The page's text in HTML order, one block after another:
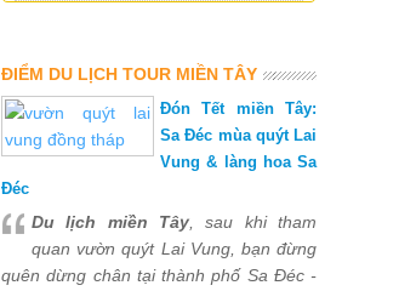
ĐIỂM DU LỊCH TOUR MIỀN TÂY
Đón Tết miền Tây:
Sa Đéc mùa quýt Lai
Vung & làng hoa Sa
Đéc
Du lịch miền Tây , sau khi tham
quan vườn quýt Lai Vung, bạn đừng
quên dừng chân tại thành phố Sa Đéc -